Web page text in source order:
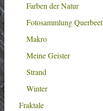
Farben der Natur
Fotosammlung Querbeet
Makro
Meine Geister
Strand
Winter
Fraktale